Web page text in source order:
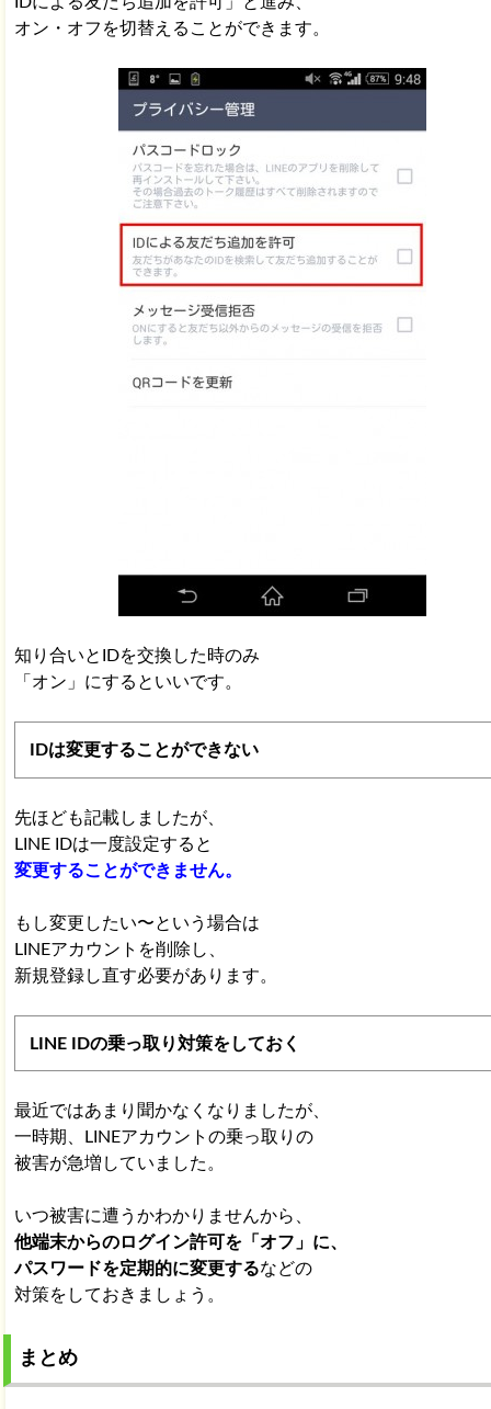
オン・オフを切替えることができます。
知り合いとIDを交換した時のみ
「オン」にするといいです。
IDは変更することができない
先ほども記載しましたが、
LINE IDは一度設定すると
変更することができません。
もし変更したい〜という場合は
LINEアカウントを削除し、
新規登録し直す必要があります。
LINE IDの乗っ取り対策をしておく
最近ではあまり聞かなくなりましたが、
一時期、LINEアカウントの乗っ取りの
被害が急増していました。
いつ被害に遭うかわかりませんから、
他端末からのログイン許可を「オフ」に、
パスワードを定期的に変更するなどの
対策をしておきましょう。
まとめ